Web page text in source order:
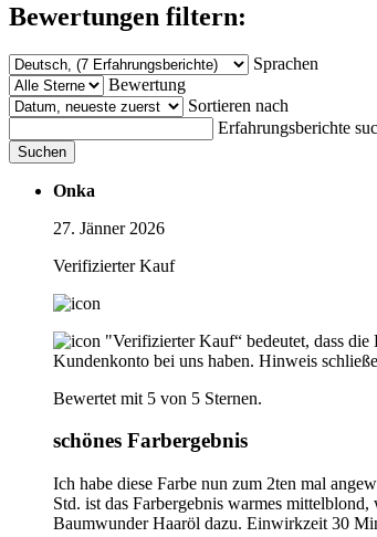
Bewertungen filtern:
Sprachen
Bewertung
Sortieren nach
Erfahrungsberichte
Suchen
Onka
27. Jänner 2026
Verifizierter Kauf
"Verifizierter Kauf“ bedeutet, dass
Kundenkonto bei uns haben. Hinweis
Bewertet mit 5 von 5 Sternen.
schönes Farbergebnis
Ich habe diese Farbe nun zum 2ten mal
Std. ist das Farbergebnis warmes
Baumwunder Haaröl dazu. Einwirkzeit 30